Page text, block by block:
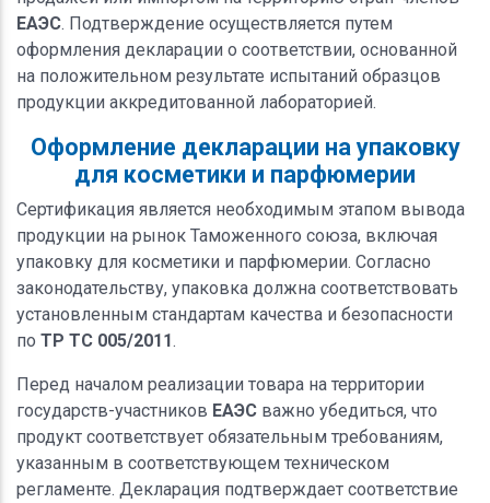
ЕАЭС. Подтверждение осуществляется путем
оформления декларации о соответствии, основанной
на положительном результате испытаний образцов
продукции аккредитованной лабораторией.
Оформление декларации на упаковку
для косметики и парфюмерии
Сертификация является необходимым этапом вывода
продукции на рынок Таможенного союза, включая
упаковку для косметики и парфюмерии. Согласно
законодательству, упаковка должна соответствовать
установленным стандартам качества и безопасности
по ТР ТС 005/2011.
Перед началом реализации товара на территории
государств-участников ЕАЭС важно убедиться, что
продукт соответствует обязательным требованиям,
указанным в соответствующем техническом
регламенте. Декларация подтверждает соответствие